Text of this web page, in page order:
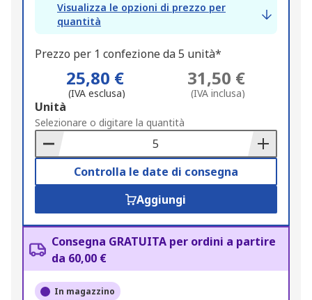
Visualizza le opzioni di prezzo per
quantità
Prezzo per 1 confezione da 5 unità*
25,80 €
(IVA esclusa)
31,50 €
(IVA inclusa)
Add
to
Basket
Unità
Selezionare o digitare la quantità
Controlla le date di consegna
Aggiungi
Consegna GRATUITA per ordini a partire
da 60,00 €
In magazzino